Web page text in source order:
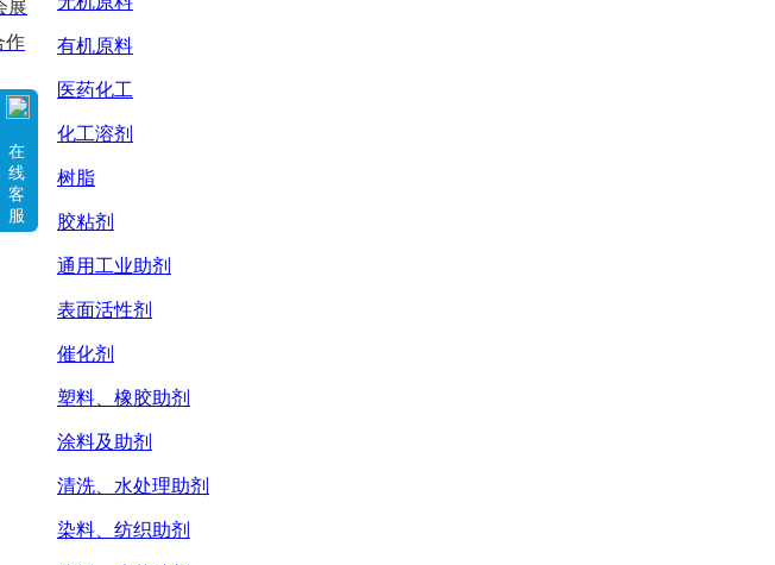
有机原料
医药化工
化工溶剂
树脂
胶粘剂
通用工业助剂
表面活性剂
催化剂
塑料、橡胶助剂
涂料及助剂
清洗、水处理助剂
染料、纺织助剂
展
作
在
线
客
服